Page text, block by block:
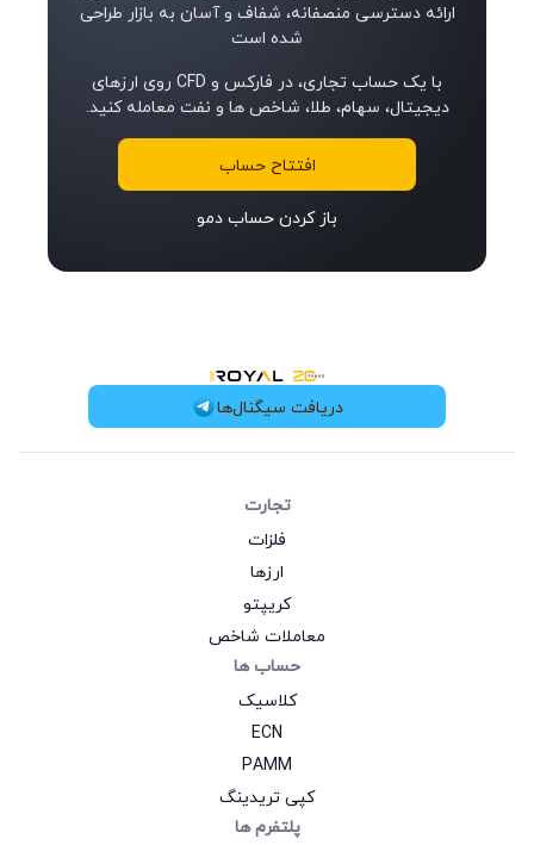
ارائه دسترسی منصفانه، شفاف و آسان به بازار طراحی
شده است
با یک حساب تجاری، در فارکس و CFD روی ارزهای
دیجیتال، سهام، طلا، شاخص‌ ها و نفت معامله کنید.
افتتاح حساب
باز کردن حساب دمو
OneRoyal Home
دریافت سیگنال‌ها
تجارت
فلزات
ارزها
کریپتو
معاملات شاخص
حساب‌ ها
کلاسیک
ECN
PAMM
کپی تریدینگ
پلتفرم‌ ها